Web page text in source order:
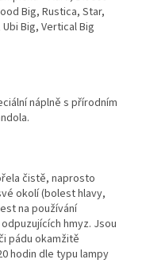
Big, Rustica, Star,
Big, Vertical Big
náplně s přírodním
čistě, naprosto
okolí (bolest hlavy,
na používání
hmyz. Jsou
pádu okamžitě
hodin dle typu lampy